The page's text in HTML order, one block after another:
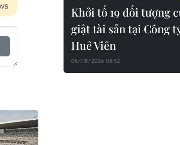
Khởi tố 19 đối tượng
giật tài sản tại Công
Huê Viên
08/08/2026 08:52